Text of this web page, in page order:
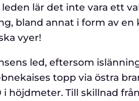
lär det inte vara ett
bland annat i form av
vyer!
led, eftersom
topp via östra
höjdmeter. Till skillnad